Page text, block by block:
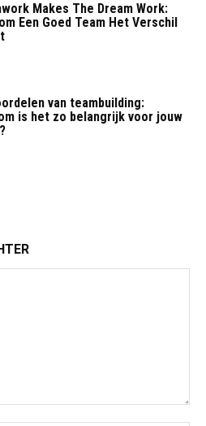
Makes The Dream Work:
Een Goed Team Het Verschil
van teambuilding:
is het zo belangrijk voor jouw